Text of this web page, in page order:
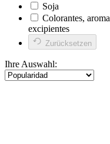
Soja
Colorantes,
excipientes
Zurücksetzen
Ihre Auswahl: